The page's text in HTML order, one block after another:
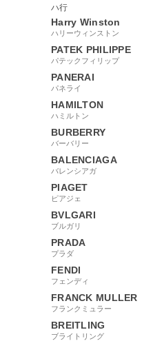
ハ行
Harry Winston
ハリーウィンストン
PATEK PHILIPPE
パテックフィリップ
PANERAI
パネライ
HAMILTON
ハミルトン
BURBERRY
バーバリー
BALENCIAGA
バレンシアガ
PIAGET
ピアジェ
BVLGARI
ブルガリ
PRADA
プラダ
FENDI
フェンディ
FRANCK MULLER
フランクミュラー
BREITLING
ブライトリング